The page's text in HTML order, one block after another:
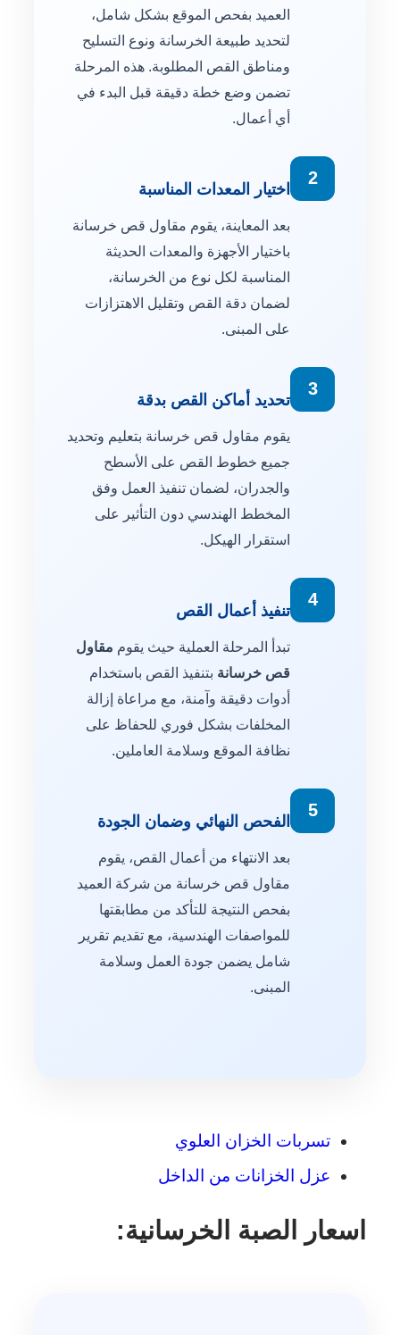
العميد بفحص الموقع بشكل شامل،
لتحديد طبيعة الخرسانة ونوع التسليح
ومناطق القص المطلوبة. هذه المرحلة
تضمن وضع خطة دقيقة قبل البدء في
أي أعمال.
2
اختيار المعدات المناسبة
بعد المعاينة، يقوم مقاول قص خرسانة
باختيار الأجهزة والمعدات الحديثة
المناسبة لكل نوع من الخرسانة،
لضمان دقة القص وتقليل الاهتزازات
على المبنى.
3
تحديد أماكن القص بدقة
يقوم مقاول قص خرسانة بتعليم وتحديد
جميع خطوط القص على الأسطح
والجدران، لضمان تنفيذ العمل وفق
المخطط الهندسي دون التأثير على
استقرار الهيكل.
4
تنفيذ أعمال القص
تبدأ المرحلة العملية حيث يقوم مقاول
قص خرسانة بتنفيذ القص باستخدام
أدوات دقيقة وآمنة، مع مراعاة إزالة
المخلفات بشكل فوري للحفاظ على
نظافة الموقع وسلامة العاملين.
5
الفحص النهائي وضمان الجودة
بعد الانتهاء من أعمال القص، يقوم
مقاول قص خرسانة من شركة العميد
بفحص النتيجة للتأكد من مطابقتها
للمواصفات الهندسية، مع تقديم تقرير
شامل يضمن جودة العمل وسلامة
المبنى.
تسربات الخزان العلوي
عزل الخزانات من الداخل
اسعار الصبة الخرسانية: